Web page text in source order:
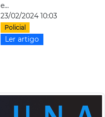
e...
23/02/2024 10:03
Policial
Ler artigo